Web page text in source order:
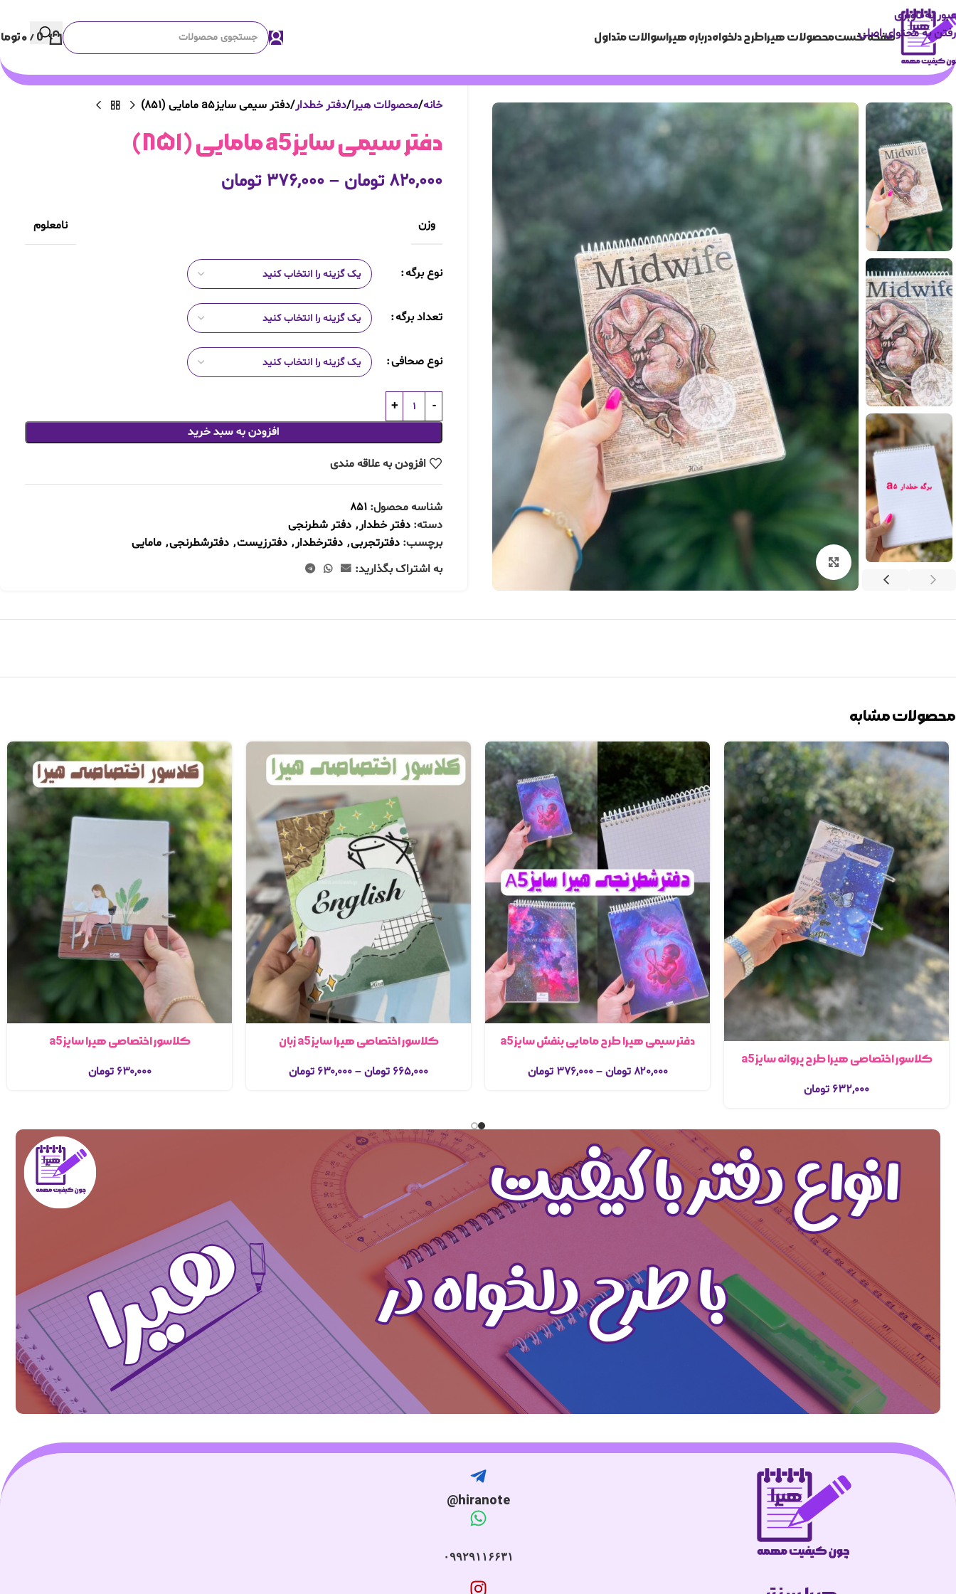
عبور به ناوبری
رفتن به محتوای اصلی
صفحه نخستمحصولات هیراطرح دلخواهدرباره هیراسوالات متداول 0
/۰
بزرگنمایی تصویر
خانه محصولات هیرا دفتر خطدار دفتر سیمی سایزa5 مامایی (۸۵۱)
دفتر سیمی سایزa5 مامایی (۸۵۱)
۸۲۰,۰۰۰ تومان – ۳۷۶,۰۰۰ تومان
وزن نامعلوم
نوع برگه
تعداد برگه
نوع صحافی
افزودن به سبد خرید
افزودن به علاقه مندی
شناسه محصول: 851
دسته: دفتر خطدار, دفتر شطرنجی
برچسب: دفترتجربی, دفترخطدار, دفترزیست, دفترشطرنجی, مامایی
به اشتراک بگذارید:
محصولات مشابه
کلاسور اختصاصی هیرا طرح پروانه سایز a5
۶۳۲,۰۰۰ تومان
دفتر سیمی هیرا طرح مامایی بنفش سایز a5
۸۲۰,۰۰۰ تومان – ۳۷۶,۰۰۰ تومان
کلاسور اختصاصی هیرا سایز a5 زبان
۶۶۵,۰۰۰ تومان–۶۳۰,۰۰۰ تومان
کلاسور اختصاصی هیرا سایز a5
۶۳۰,۰۰۰ تومان
hiranote@
۰۹۹۲۹۱۱۶۶۳۱